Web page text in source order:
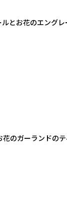
とお花のエング
のガーランドのテ